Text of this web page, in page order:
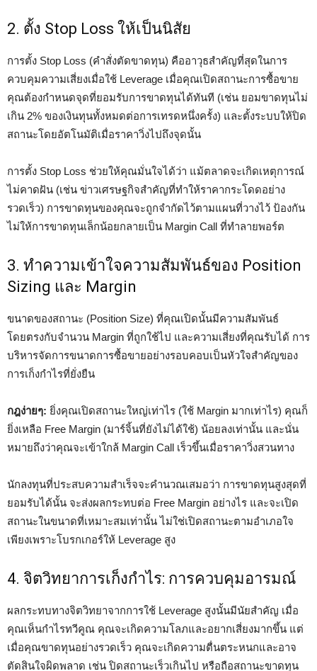
2. ตั้ง Stop Loss ให้เป็นนิสัย
การตั้ง Stop Loss (คำสั่งตัดขาดทุน) คืออาวุธสำคัญที่สุดในการ
ควบคุมความเสี่ยงเมื่อใช้ Leverage เมื่อคุณเปิดสถานะการซื้อขาย
คุณต้องกำหนดจุดที่ยอมรับการขาดทุนได้ทันที (เช่น ยอมขาดทุนไม่
เกิน 2% ของเงินทุนทั้งหมดต่อการเทรดหนึ่งครั้ง) และตั้งระบบให้ปิด
สถานะโดยอัตโนมัติเมื่อราคาวิ่งไปถึงจุดนั้น
การตั้ง Stop Loss ช่วยให้คุณมั่นใจได้ว่า แม้ตลาดจะเกิดเหตุการณ์
ไม่คาดฝัน (เช่น ข่าวเศรษฐกิจสำคัญที่ทำให้ราคากระโดดอย่าง
รวดเร็ว) การขาดทุนของคุณจะถูกจำกัดไว้ตามแผนที่วางไว้ ป้องกัน
ไม่ให้การขาดทุนเล็กน้อยกลายเป็น Margin Call ที่ทำลายพอร์ต
3. ทำความเข้าใจความสัมพันธ์ของ Position
Sizing และ Margin
ขนาดของสถานะ (Position Size) ที่คุณเปิดนั้นมีความสัมพันธ์
โดยตรงกับจำนวน Margin ที่ถูกใช้ไป และความเสี่ยงที่คุณรับได้ การ
บริหารจัดการขนาดการซื้อขายอย่างรอบคอบเป็นหัวใจสำคัญของ
การเก็งกำไรที่ยั่งยืน
กฎง่ายๆ: ยิ่งคุณเปิดสถานะใหญ่เท่าไร (ใช้ Margin มากเท่าไร) คุณก็
ยิ่งเหลือ Free Margin (มาร์จิ้นที่ยังไม่ได้ใช้) น้อยลงเท่านั้น และนั่น
หมายถึงว่าคุณจะเข้าใกล้ Margin Call เร็วขึ้นเมื่อราคาวิ่งสวนทาง
นักลงทุนที่ประสบความสำเร็จจะคำนวณเสมอว่า การขาดทุนสูงสุดที่
ยอมรับได้นั้น จะส่งผลกระทบต่อ Free Margin อย่างไร และจะเปิด
สถานะในขนาดที่เหมาะสมเท่านั้น ไม่ใช่เปิดสถานะตามอำเภอใจ
เพียงเพราะโบรกเกอร์ให้ Leverage สูง
4. จิตวิทยาการเก็งกำไร: การควบคุมอารมณ์
ผลกระทบทางจิตวิทยาจากการใช้ Leverage สูงนั้นมีนัยสำคัญ เมื่อ
คุณเห็นกำไรทวีคูณ คุณจะเกิดความโลภและอยากเสี่ยงมากขึ้น แต่
เมื่อคุณขาดทุนอย่างรวดเร็ว คุณจะเกิดความตื่นตระหนกและอาจ
ตัดสินใจผิดพลาด เช่น ปิดสถานะเร็วเกินไป หรือถือสถานะขาดทุน